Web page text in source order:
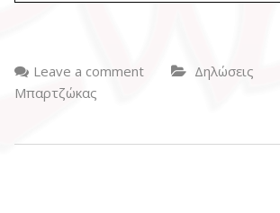
Leave a comment Δηλώσεις
Μπαρτζώκας